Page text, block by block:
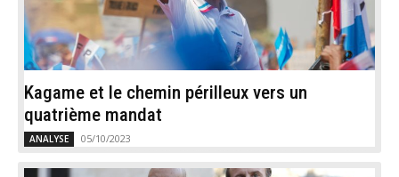
Kagame et le chemin périlleux vers un
quatrième mandat
ANALYSE 05/10/2023